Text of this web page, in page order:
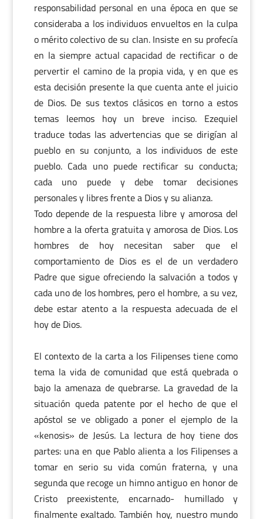
responsabilidad personal en una época en que se
consideraba a los individuos envueltos en la culpa
o mérito colectivo de su clan. Insiste en su profecía
en la siempre actual capacidad de rectificar o de
pervertir el camino de la propia vida, y en que es
esta decisión presente la que cuenta ante el juicio
de Dios. De sus textos clásicos en torno a estos
temas leemos hoy un breve inciso. Ezequiel
traduce todas las advertencias que se dirigían al
pueblo en su conjunto, a los individuos de este
pueblo. Cada uno puede rectificar su conducta;
cada uno puede y debe tomar decisiones
personales y libres frente a Dios y su alianza.
Todo depende de la respuesta libre y amorosa del
hombre a la oferta gratuita y amorosa de Dios. Los
hombres de hoy necesitan saber que el
comportamiento de Dios es el de un verdadero
Padre que sigue ofreciendo la salvación a todos y
cada uno de los hombres, pero el hombre, a su vez,
debe estar atento a la respuesta adecuada de el
hoy de Dios.
El contexto de la carta a los Filipenses tiene como
tema la vida de comunidad que está quebrada o
bajo la amenaza de quebrarse. La gravedad de la
situación queda patente por el hecho de que el
apóstol se ve obligado a poner el ejemplo de la
«kenosis» de Jesús. La lectura de hoy tiene dos
partes: una en que Pablo alienta a los Filipenses a
tomar en serio su vida común fraterna, y una
segunda que recoge un himno antiguo en honor de
Cristo preexistente, encarnado- humillado y
finalmente exaltado. También hoy, nuestro mundo